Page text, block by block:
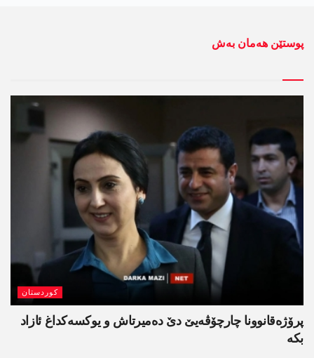
پوستێن ھەمان بەش
کوردستان
پرۆژەقانوونا چارچۆڤەیێ دێ دەمیرتاش و یوکسەکداغ ئازاد
بکە